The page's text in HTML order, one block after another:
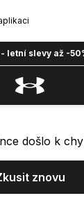
letní slevy až -
došlo k
znovu